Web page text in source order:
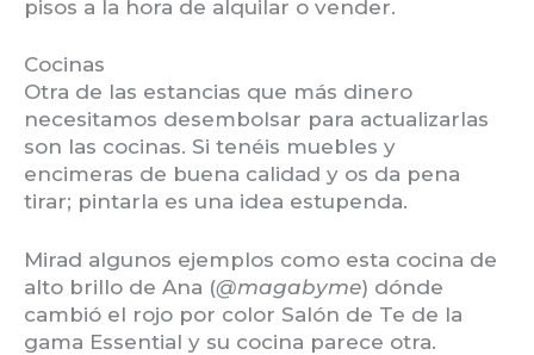
pisos a la hora de alquilar o vender.
Cocinas
Otra de las estancias que más dinero
necesitamos desembolsar para actualizarlas
son las cocinas. Si tenéis muebles y
encimeras de buena calidad y os da pena
tirar; pintarla es una idea estupenda.
Mirad algunos ejemplos como esta cocina de
alto brillo de Ana (@magabyme) dónde
cambió el rojo por color Salón de Te de la
gama Essential y su cocina parece otra.